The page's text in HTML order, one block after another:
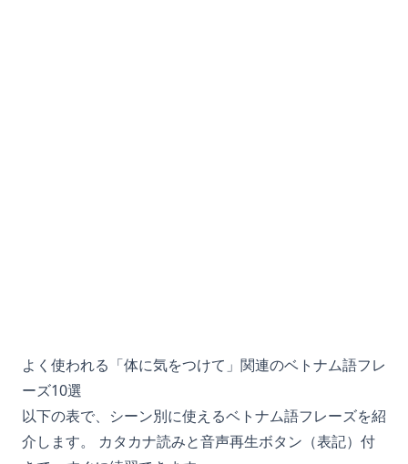
よく使われる「体に気をつけて」関連のベトナム語フレ
ーズ10選
以下の表で、シーン別に使えるベトナム語フレーズを紹
介します。 カタカナ読みと音声再生ボタン（表記）付